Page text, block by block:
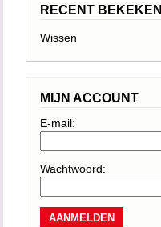
RECENT BEKEKEN
Wissen
MIJN ACCOUNT
E-mail:
Wachtwoord: